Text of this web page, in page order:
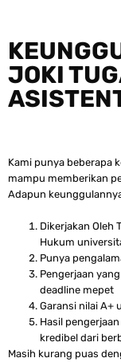
JOKI
Kami punya beberapa
mampu memberikan
Adapun
Dikerjakan Oleh
Hukum
Punya
Pengerjaan
deadline mepet
Garansi nilai A+
Hasil
kredibel dari
Masih kurang puas